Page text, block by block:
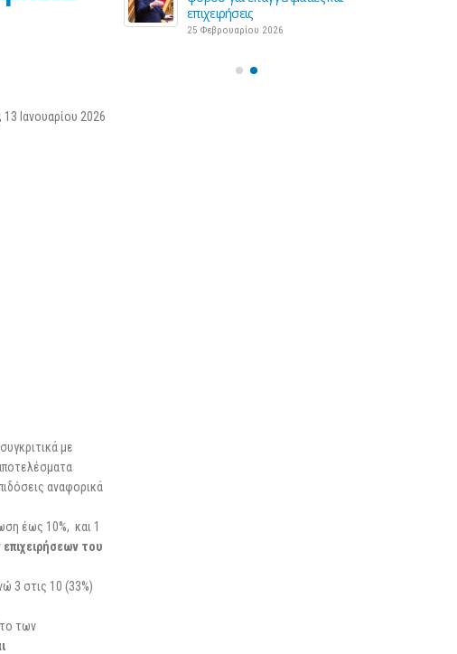
13 Ιανουαρίου 2026
με
αναφορικά
έως 10%, και 1
του
3 στις 10 (33%)
των
επιχειρήσεις
25 Φεβρουαρίου 2026